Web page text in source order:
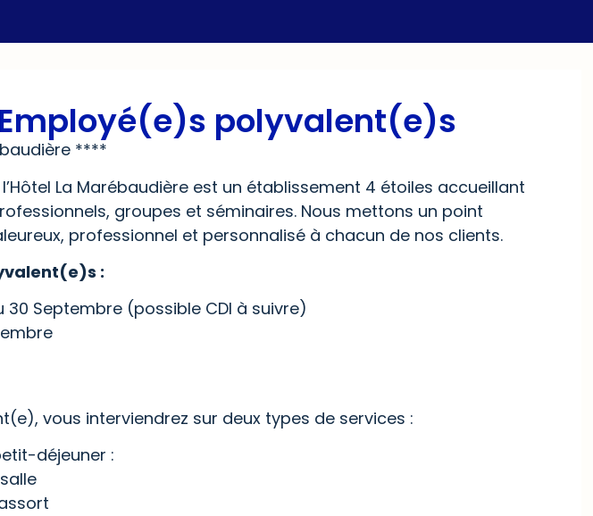
polyvalent(e)s
****
La Marébaudière est un établissement 4 étoiles accueillant
groupes et séminaires. Nous mettons un point
professionnel et personnalisé à chacun de nos clients.
:
30 Septembre (possible CDI à suivre)
vous interviendrez sur deux types de services :
déjeuner :